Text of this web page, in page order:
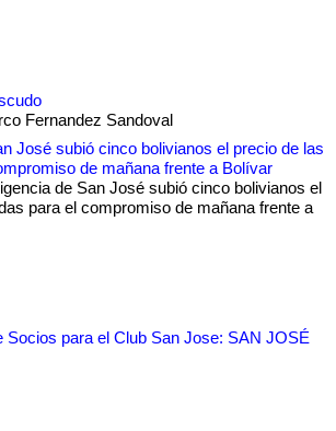
Fernandez Sandoval
José subió cinco bolivianos el precio de las
de mañana frente a Bolívar
de San José subió cinco bolivianos el
para el compromiso de mañana frente a
Socios para el Club San Jose: SAN JOSÉ